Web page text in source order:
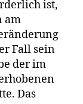
ist,
am
Fall sein
der im
Das